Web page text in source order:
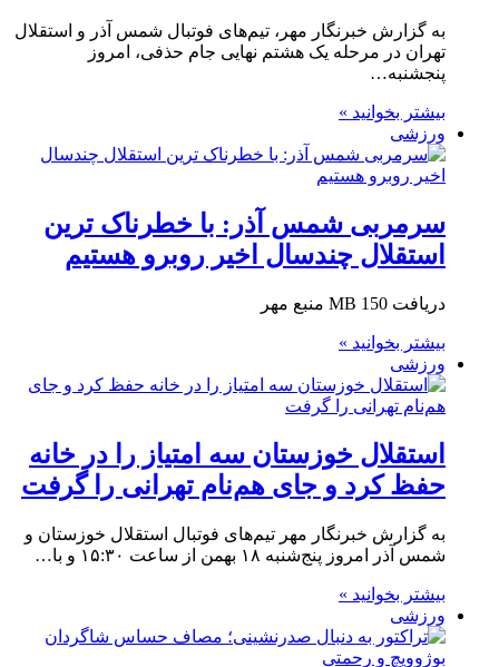
به گزارش خبرنگار مهر، تیم‌های فوتبال شمس آذر و استقلال
تهران در مرحله یک هشتم نهایی جام حذفی، امروز
پنجشنبه…
بیشتر بخوانید »
ورزشی
سرمربی شمس آذر: با خطرناک ترین
استقلال چندسال اخیر روبرو هستیم
دریافت 150 MB منبع مهر
بیشتر بخوانید »
ورزشی
استقلال خوزستان سه امتیاز را در خانه
حفظ کرد و جای هم‌نام تهرانی را گرفت
به گزارش خبرنگار مهر تیم‌های فوتبال استقلال خوزستان و
شمس آذر امروز پنج‌شنبه ۱۸ بهمن از ساعت ۱۵:۳۰ و با…
بیشتر بخوانید »
ورزشی